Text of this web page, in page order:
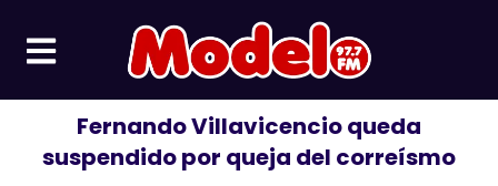
contenido
Fernando Villavicencio queda
suspendido por queja del correísmo